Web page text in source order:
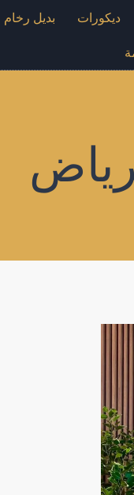
ديكورات بديل رخام